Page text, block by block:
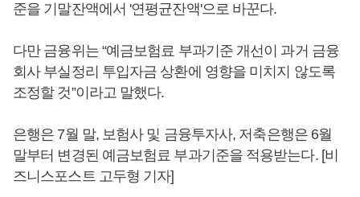
준을 기말잔액에서 '연평균잔액'으로 바꾼다.
다만 금융위는 “예금보험료 부과기준 개선이 과거 금융
회사 부실정리 투입자금 상환에 영향을 미치지 않도록
조정할 것”이라고 말했다.
은행은 7월 말, 보험사 및 금융투자사, 저축은행은 6월
말부터 변경된 예금보험료 부과기준을 적용받는다. [비
즈니스포스트 고두형 기자]